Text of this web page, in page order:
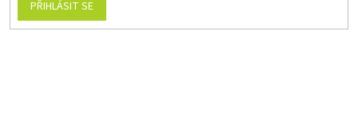
PŘIHLÁSIT SE